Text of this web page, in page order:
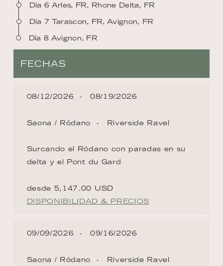
Día 6 Arles, FR, Rhone Delta, FR
Día 7 Tarascon, FR, Avignon, FR
Día 8 Avignon, FR
FECHAS
08/12/2026 08/19/2026
Saona / Ródano Riverside Ravel
Surcando el Ródano con paradas en su
delta y el Pont du Gard
desde 5,147.00 USD
DISPONIBILIDAD & PRECIOS
09/09/2026 09/16/2026
Saona / Ródano Riverside Ravel